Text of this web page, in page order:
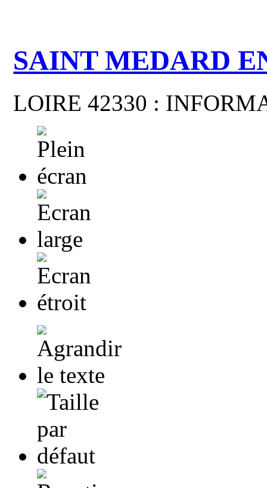
SAINT MEDARD
LOIRE 42330 :